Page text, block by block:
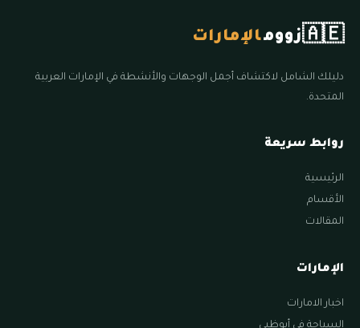
🇦🇪زوومالإمارات
دليلك الشامل لاكتشاف أجمل الوجهات والأنشطة في الإمارات العربية
المتحدة.
روابط سريعة
الرئيسية
الأقسام
المقالات
الإمارات
اخبار الامارات
السياحة في أبوظبي